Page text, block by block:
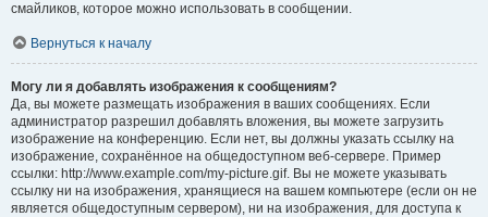
смайликов, которое можно использовать в сообщении.
Вернуться к началу
Могу ли я добавлять изображения к сообщениям?
Да, вы можете размещать изображения в ваших сообщениях. Если
администратор разрешил добавлять вложения, вы можете загрузить
изображение на конференцию. Если нет, вы должны указать ссылку на
изображение, сохранённое на общедоступном веб-сервере. Пример
ссылки: http://www.example.com/my-picture.gif. Вы не можете указывать
ссылку ни на изображения, хранящиеся на вашем компьютере (если он не
является общедоступным сервером), ни на изображения, для доступа к